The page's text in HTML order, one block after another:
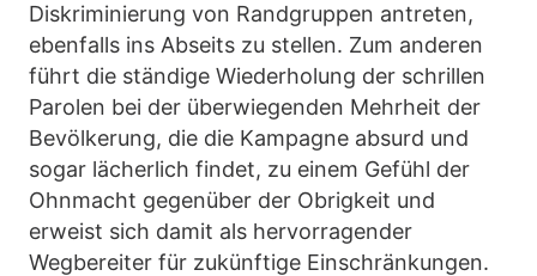
Diskriminierung von Randgruppen antreten,
ebenfalls ins Abseits zu stellen. Zum anderen
führt die ständige Wiederholung der schrillen
Parolen bei der überwiegenden Mehrheit der
Bevölkerung, die die Kampagne absurd und
sogar lächerlich findet, zu einem Gefühl der
Ohnmacht gegenüber der Obrigkeit und
erweist sich damit als hervorragender
Wegbereiter für zukünftige Einschränkungen.